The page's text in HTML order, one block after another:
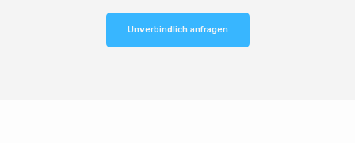
Unverbindlich anfragen